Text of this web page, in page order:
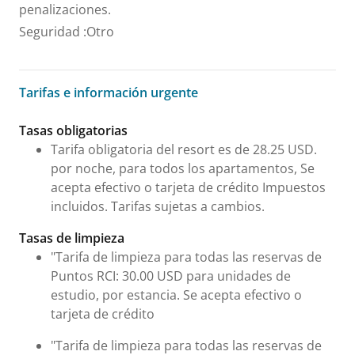
penalizaciones.
Seguridad :Otro
Tarifas e información urgente
Tarifas e información urgente
Tasas obligatorias
Tarifa obligatoria del resort es de 28.25 USD.
por noche, para todos los apartamentos, Se
acepta efectivo o tarjeta de crédito Impuestos
incluidos. Tarifas sujetas a cambios.
Tasas de limpieza
"Tarifa de limpieza para todas las reservas de
Puntos RCI: 30.00 USD para unidades de
estudio, por estancia. Se acepta efectivo o
tarjeta de crédito
"Tarifa de limpieza para todas las reservas de